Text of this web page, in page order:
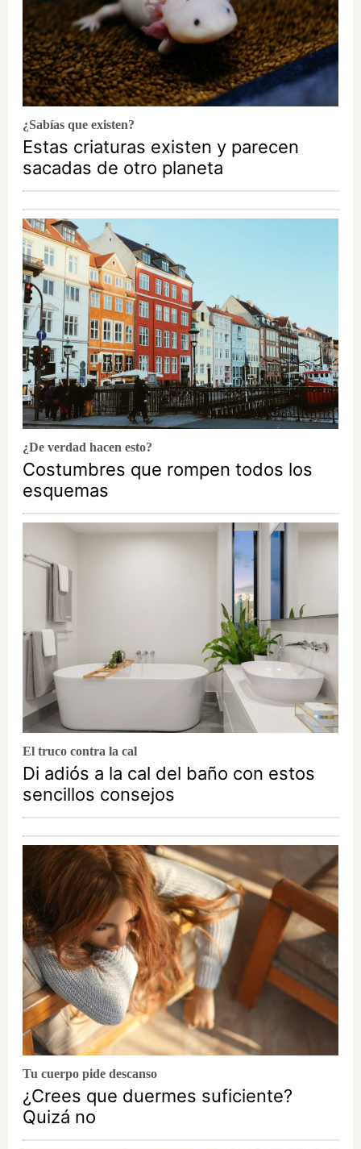
¿Sabías que existen?
Estas criaturas existen y parecen
sacadas de otro planeta
¿De verdad hacen esto?
Costumbres que rompen todos los
esquemas
El truco contra la cal
Di adiós a la cal del baño con estos
sencillos consejos
Tu cuerpo pide descanso
¿Crees que duermes suficiente?
Quizá no